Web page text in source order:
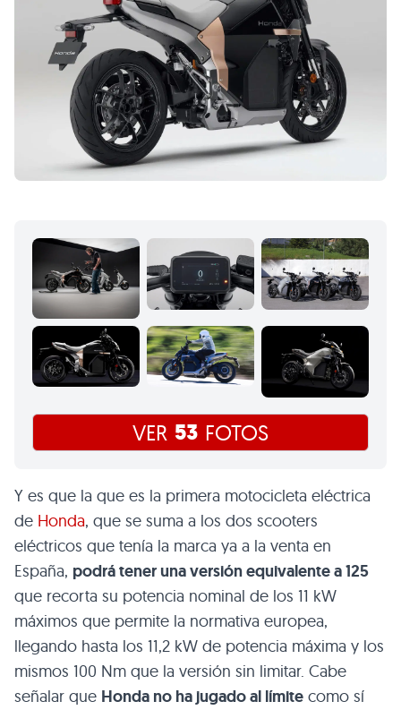
VER 53 FOTOS
Y es que la que es la primera motocicleta eléctrica
de Honda, que se suma a los dos scooters
eléctricos que tenía la marca ya a la venta en
España, podrá tener una versión equivalente a 125
que recorta su potencia nominal de los 11 kW
máximos que permite la normativa europea,
llegando hasta los 11,2 kW de potencia máxima y los
mismos 100 Nm que la versión sin limitar. Cabe
señalar que Honda no ha jugado al límite como sí